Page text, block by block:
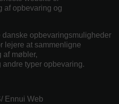
af opbevaring og
opbevaringsmuligheder
lejere at sammenligne
af møbler,
typer opbevaring.
Ennui Web